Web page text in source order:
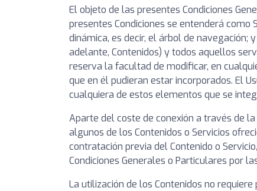
El objeto de las presentes Condiciones
presentes Condiciones se entenderá
dinámica, es decir, el árbol de
adelante, Contenidos) y todos aquellos
reserva la facultad de modificar, en
que en él pudieran estar incorporados. El
cualquiera de estos elementos que se
Aparte del coste de conexión a través de
algunos de los Contenidos o Servicios
contratación previa del Contenido o
Condiciones Generales o Particulares por
La utilización de los Contenidos no